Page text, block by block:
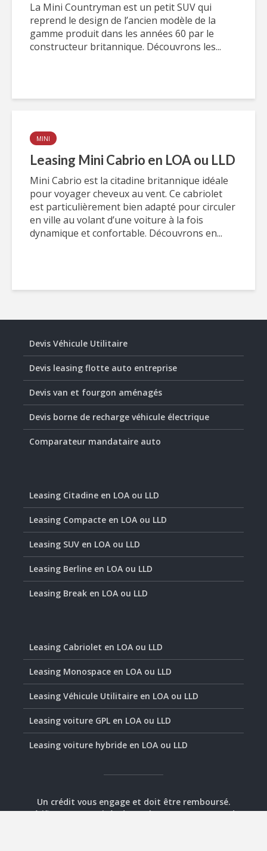
La Mini Countryman est un petit SUV qui
reprend le design de l’ancien modèle de la
gamme produit dans les années 60 par le
constructeur britannique. Découvrons les...
MINI
Leasing Mini Cabrio en LOA ou LLD
Mini Cabrio est la citadine britannique idéale
pour voyager cheveux au vent. Ce cabriolet
est particulièrement bien adapté pour circuler
en ville au volant d’une voiture à la fois
dynamique et confortable. Découvrons en...
Devis Véhicule Utilitaire
Devis leasing flotte auto entreprise
Devis van et fourgon aménagés
Devis borne de recharge véhicule électrique
Comparateur mandataire auto
Leasing Citadine en LOA ou LLD
Leasing Compacte en LOA ou LLD
Leasing SUV en LOA ou LLD
Leasing Berline en LOA ou LLD
Leasing Break en LOA ou LLD
Leasing Cabriolet en LOA ou LLD
Leasing Monospace en LOA ou LLD
Leasing Véhicule Utilitaire en LOA ou LLD
Leasing voiture GPL en LOA ou LLD
Leasing voiture hybride en LOA ou LLD
Un crédit vous engage et doit être remboursé.
Vérifiez vos capacités de remboursement avant de